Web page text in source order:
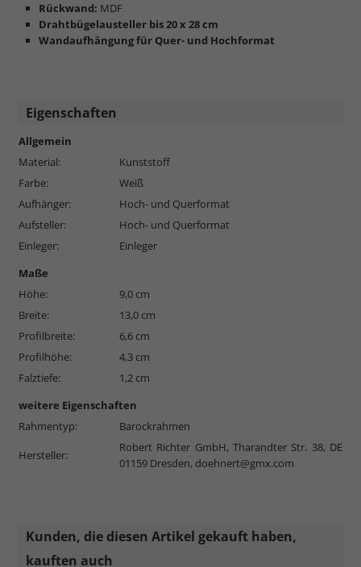
Rückwand: MDF
Drahtbügelausteller bis 20 x 28 cm
Wandaufhängung für Quer- und Hochformat
Eigenschaften
Allgemein
Material:
Kunststoff
Farbe:
Weiß
Aufhänger:
Hoch- und Querformat
Aufsteller:
Hoch- und Querformat
Einleger:
Einleger
Maße
Höhe:
9,0 cm
Breite:
13,0 cm
Profilbreite:
6,6 cm
Profilhöhe:
4,3 cm
Falztiefe:
1,2 cm
weitere Eigenschaften
Rahmentyp:
Barockrahmen
Hersteller:
Robert Richter GmbH, Tharandter Str. 38, DE
01159 Dresden, doehnert@gmx.com
Kunden, die diesen Artikel gekauft haben,
kauften auch